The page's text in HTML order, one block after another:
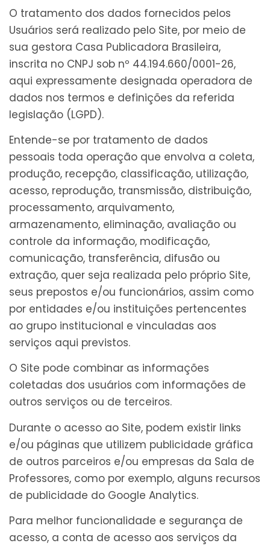
O tratamento dos dados fornecidos pelos
Usuários será realizado pelo Site, por meio de
sua gestora Casa Publicadora Brasileira,
inscrita no CNPJ sob nº 44.194.660/0001-26,
aqui expressamente designada operadora de
dados nos termos e definições da referida
legislação (LGPD).
Entende-se por tratamento de dados
pessoais toda operação que envolva a coleta,
produção, recepção, classificação, utilização,
acesso, reprodução, transmissão, distribuição,
processamento, arquivamento,
armazenamento, eliminação, avaliação ou
controle da informação, modificação,
comunicação, transferência, difusão ou
extração, quer seja realizada pelo próprio Site,
seus prepostos e/ou funcionários, assim como
por entidades e/ou instituições pertencentes
ao grupo institucional e vinculadas aos
serviços aqui previstos.
O Site pode combinar as informações
coletadas dos usuários com informações de
outros serviços ou de terceiros.
Durante o acesso ao Site, podem existir links
e/ou páginas que utilizem publicidade gráfica
de outros parceiros e/ou empresas da Sala de
Professores, como por exemplo, alguns recursos
de publicidade do Google Analytics.
Para melhor funcionalidade e segurança de
acesso, a conta de acesso aos serviços da